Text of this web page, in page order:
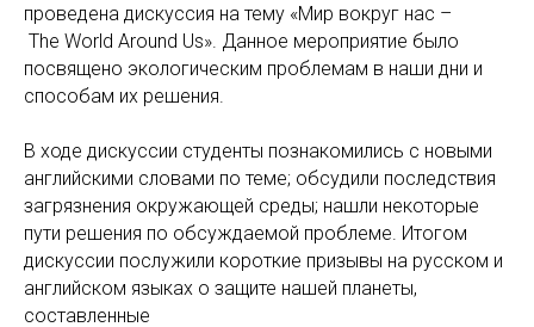
проведена дискуссия на тему «Мир вокруг нас –
The World Around Us». Данное мероприятие было
посвящено экологическим проблемам в наши дни и
способам их решения.
В ходе дискуссии студенты познакомились с новыми
английскими словами по теме; обсудили последствия
загрязнения окружающей среды; нашли некоторые
пути решения по обсуждаемой проблеме. Итогом
дискуссии послужили короткие призывы на русском и
английском языках о защите нашей планеты,
составленные